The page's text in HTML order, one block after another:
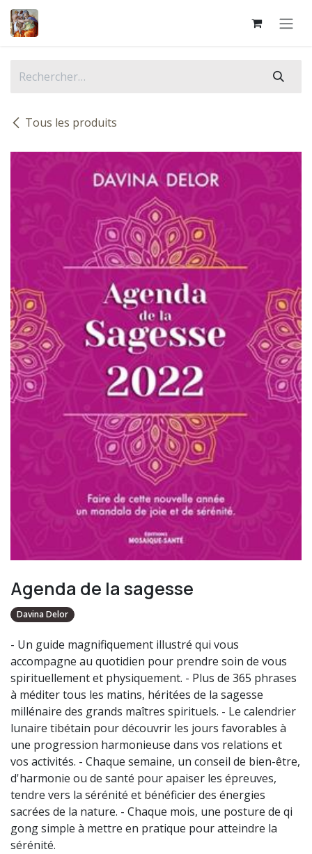
Se rendre au contenu
Tous les produits
Agenda de la sagesse
Davina Delor
- Un guide magnifiquement illustré qui vous
accompagne au quotidien pour prendre soin de vous
spirituellement et physiquement. - Plus de 365 phrases
à méditer tous les matins, héritées de la sagesse
millénaire des grands maîtres spirituels. - Le calendrier
lunaire tibétain pour découvrir les jours favorables à
une progression harmonieuse dans vos relations et
vos activités. - Chaque semaine, un conseil de bien-être,
d'harmonie ou de santé pour apaiser les épreuves,
tendre vers la sérénité et bénéficier des énergies
sacrées de la nature. - Chaque mois, une posture de qi
gong simple à mettre en pratique pour atteindre la
sérénité.